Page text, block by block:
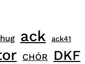
ack ack41
CHÓR DKF